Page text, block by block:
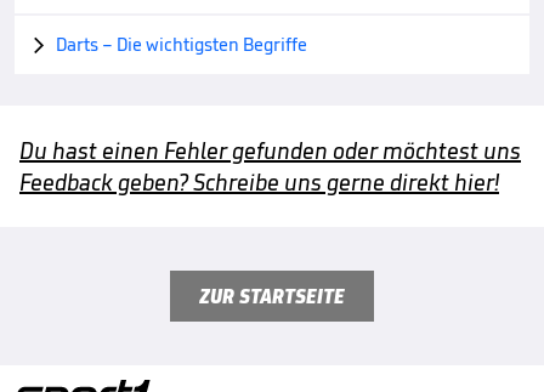
 Darts – Die wichtigsten Begriffe
Du hast einen Fehler gefunden oder möchtest uns
Feedback geben? Schreibe uns gerne direkt hier!
ZUR STARTSEITE